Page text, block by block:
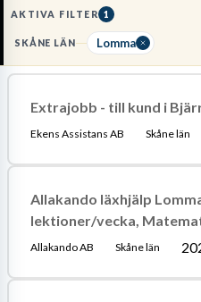
AKTIVA FILTER 1
SKÅNE LÄN Lomma
Extrajobb - till kund i
Ekens Assistans AB Skåne län
Allakando läxhjälp
lektioner/vecka,
Allakando AB Skåne län